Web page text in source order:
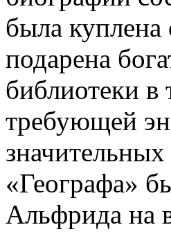
была куплена
подарена
библиотеки в
требующей
«Географа»
Альфрида на